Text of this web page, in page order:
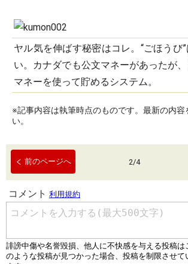
ヤル気を伸ばす秘密はコレ。“ごほうび
い。カナダでも公文マネーがあったが
マネーを使って貯めるシステム。
※記事内容は執筆時点のものです。最新の内容
い。
前のページへ 2/4